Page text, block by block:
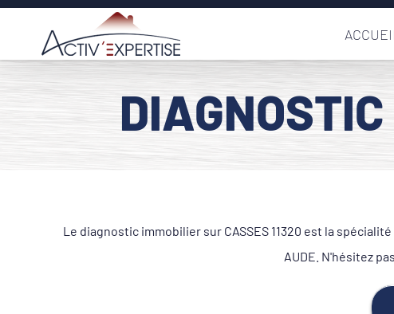
Passer
contenu
ACCUEIL
Le diagnostic immobilier sur CASSES 11320 est la
AUDE. N'hésitez